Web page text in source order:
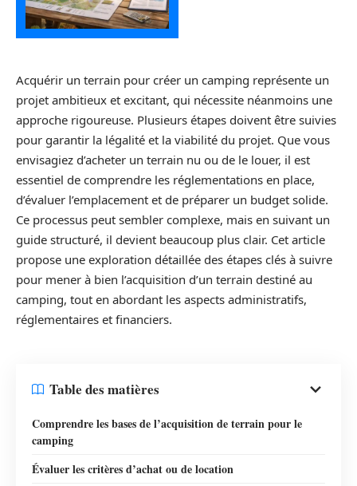
Acquérir un terrain pour créer un camping représente un
projet ambitieux et excitant, qui nécessite néanmoins une
approche rigoureuse. Plusieurs étapes doivent être suivies
pour garantir la légalité et la viabilité du projet. Que vous
envisagiez d’acheter un terrain nu ou de le louer, il est
essentiel de comprendre les réglementations en place,
d’évaluer l’emplacement et de préparer un budget solide.
Ce processus peut sembler complexe, mais en suivant un
guide structuré, il devient beaucoup plus clair. Cet article
propose une exploration détaillée des étapes clés à suivre
pour mener à bien l’acquisition d’un terrain destiné au
camping, tout en abordant les aspects administratifs,
réglementaires et financiers.
Table des matières
Comprendre les bases de l’acquisition de terrain pour le
camping
Évaluer les critères d’achat ou de location